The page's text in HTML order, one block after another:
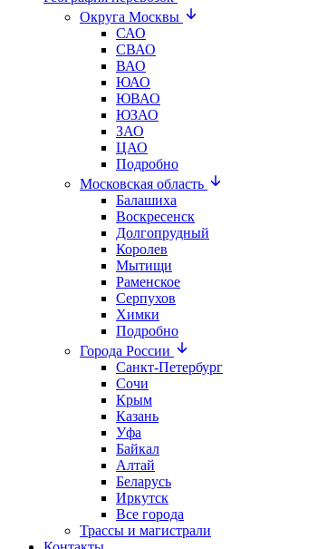
Округа Москвы
САО
СВАО
ВАО
ЮАО
ЮВАО
ЮЗАО
ЗАО
ЦАО
Подробно
Московская область
Балашиха
Воскресенск
Долгопрудный
Королев
Мытищи
Раменское
Серпухов
Химки
Подробно
Города России
Санкт-Петербург
Сочи
Крым
Казань
Уфа
Байкал
Алтай
Беларусь
Иркутск
Все города
Трассы и магистрали